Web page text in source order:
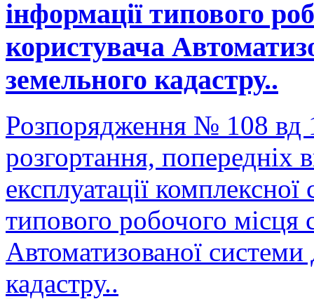
інформації типового
користувача
земельного кадастру..
Розпорядження № 108 вд
розгортання, попередніх
експлуатації
типового робочого місця
Автоматизованої
кадастру..